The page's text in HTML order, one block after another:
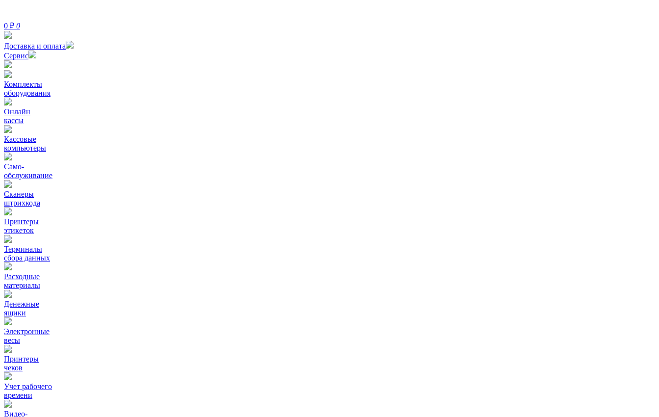
0 ₽ 0
Доставка и оплата
Сервис
Комплекты
оборудования
Онлайн
кассы
Кассовые
компьютеры
Само-
обслуживание
Сканеры
штрихкода
Принтеры
этикеток
Терминалы
сбора данных
Расходные
материалы
Денежные
ящики
Электронные
весы
Принтеры
чеков
Учет рабочего
времени
Видео‑